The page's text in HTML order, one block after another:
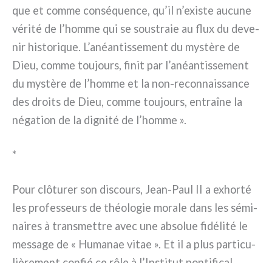
que et com­me con­sé­quen­ce, qu’il n’existe aucu­ne
véri­té de l’homme qui se sou­stra­ie au flux du deve­
nir histo­ri­que. L’anéantissement du mystè­re de
Dieu, com­me tou­jours, finit par l’anéantissement
du mystè­re de l’homme et la non-reconnaissance
des droi­ts de Dieu, com­me tou­jours, entraî­ne la
néga­tion de la digni­té de l’homme ».
*
Pour clô­tu­rer son discours, Jean-Paul II a exhor­té
les pro­fes­seurs de théo­lo­gie mora­le dans les sémi­
nai­res à tran­smet­tre avec une abso­lue fidé­li­té le
mes­sa­ge de « Humanae vitae ». Et il a plus par­ti­cu­